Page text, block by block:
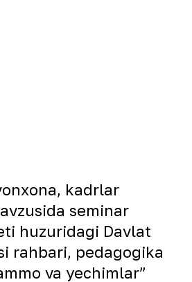
kadrlar
seminar
huzuridagi Davlat
rahbari, pedagogika
va yechimlar”